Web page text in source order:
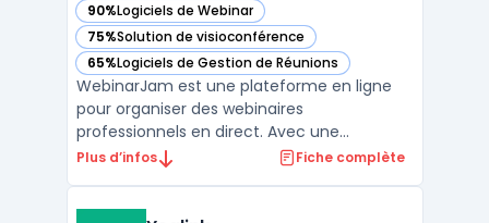
90%Logiciels de Webinar
— voir WebinarJam dans cette catégorie
75%Solution de visioconférence
— voir WebinarJam dans cette catégorie
65%Logiciels de Gestion de Réunions
— voir WebinarJam dans cette catégorie
WebinarJam est une plateforme en ligne
pour organiser des webinaires
professionnels en direct. Avec une
interface facile à utiliser, WebinarJam
Plus d’infos Fiche complète